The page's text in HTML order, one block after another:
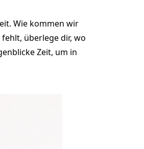
Wie kommen wir
überlege dir, wo
Zeit, um in